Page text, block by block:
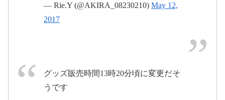
2017年5月13日
pic.twitter.com/JGBnOAFSn4
#exilethesecond
— Rie.Y (@AKIRA_08230210) May 12,
2017
グッズ販売時間13時20分頃に変更だそ
うです